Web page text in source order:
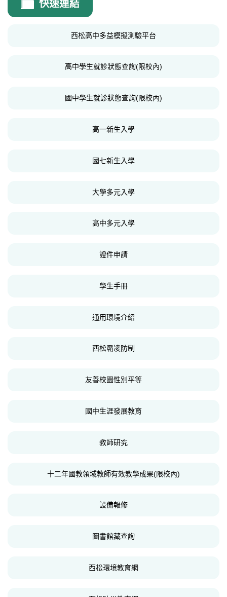
快速連結
西松高中多益模擬測驗平台
高中學生就診狀態查詢(限校內)
國中學生就診狀態查詢(限校內)
高一新生入學
國七新生入學
大學多元入學
高中多元入學
證件申請
學生手冊
通用環境介紹
西松霸凌防制
友善校園性別平等
國中生涯發展教育
教師研究
十二年國教領域教師有效教學成果(限校內)
設備報修
圖書館藏查詢
西松環境教育網